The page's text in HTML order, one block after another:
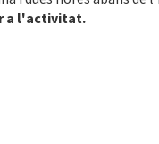
a l'activitat.